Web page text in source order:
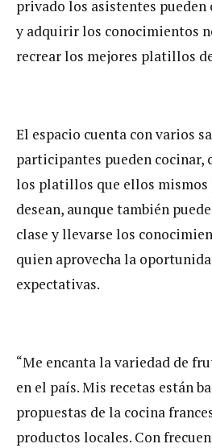
privado los asistentes
y adquirir los conocimientos
recrear los mejores platillos
El espacio cuenta con varios
participantes pueden cocinar,
los platillos que ellos mismos
desean, aunque también
clase y llevarse los
quien aprovecha la
expectativas.
“Me encanta la variedad de
en el país. Mis recetas están
propuestas de la cocina
productos locales. Con